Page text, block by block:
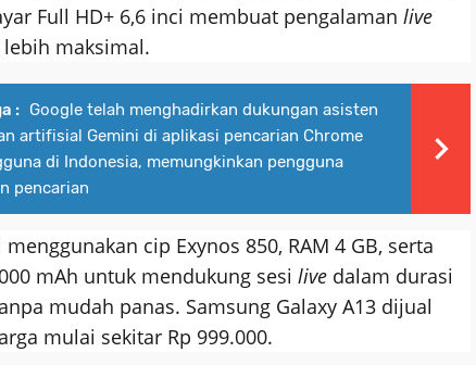
Full HD+ 6,6 inci membuat pengalaman live
lebih maksimal.
: Google telah menghadirkan dukungan asisten
artifisial Gemini di aplikasi pencarian Chrome
di Indonesia, memungkinkan pengguna
pencarian
cip Exynos 850, RAM 4 GB, serta
mAh untuk mendukung sesi live dalam durasi
mudah panas. Samsung Galaxy A13 dijual
mulai sekitar Rp 999.000.